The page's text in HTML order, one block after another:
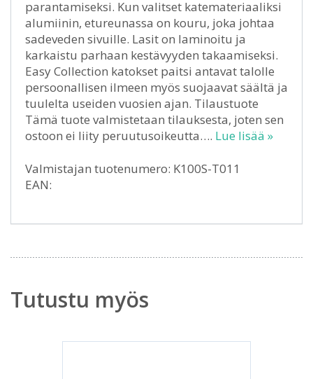
parantamiseksi. Kun valitset katemateriaaliksi
alumiinin, etureunassa on kouru, joka johtaa
sadeveden sivuille. Lasit on laminoitu ja
karkaistu parhaan kestävyyden takaamiseksi.
Easy Collection katokset paitsi antavat talolle
persoonallisen ilmeen myös suojaavat säältä ja
tuulelta useiden vuosien ajan. Tilaustuote
Tämä tuote valmistetaan tilauksesta, joten sen
ostoon ei liity peruutusoikeutta…. Lue lisää »
Valmistajan tuotenumero: K100S-T011
EAN:
Tutustu myös